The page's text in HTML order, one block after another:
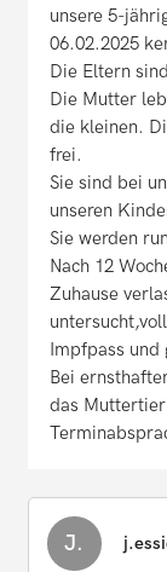
unsere 5-
06.02.2025
Die Eltern
Die Mutter
die kleinen.
frei.
Sie sind bei
unseren
Sie werden
Nach 12
Zuhause
Impfpass und
Bei
das
J.